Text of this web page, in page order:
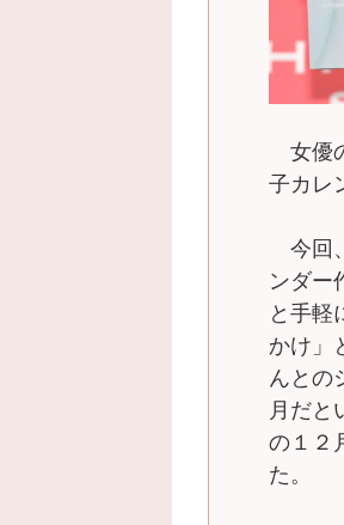
女優
子カレ
今回
ンダー
と手軽
かけ」
んとの
月だと
の１２
た。